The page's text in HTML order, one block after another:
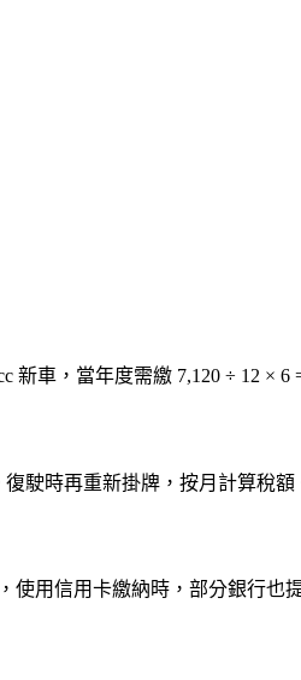
車，當年度需繳 7,120 ÷ 12 × 6
駛時再重新掛牌，按月計算稅
用信用卡繳納時，部分銀行也